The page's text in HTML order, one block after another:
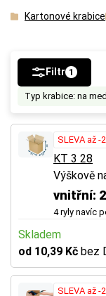
Kartonové krabice
Filtr 1
Typ krabice: na
SLEVA až -
KT 3 28
Výškově
vnitřní:
4 ryly navíc
Skladem
od 10,39 Kč bez
SLEVA až -